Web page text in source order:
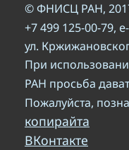
© ФНИСЦ РАН,
+7 499 125-00-79,
ул.
При
РАН просьба
Пожалуйста,
копирайта
ВКонтакте